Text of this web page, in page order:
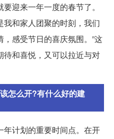
迎来一年一度的春节了。
和家人团聚的时刻，我们
感受节日的喜庆氛围。”这
和喜悦，又可以拉近与对
怎么开?有什么好的建
计划的重要时间点。在开